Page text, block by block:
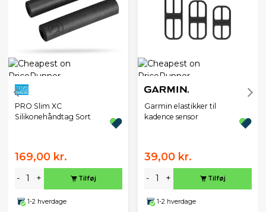
PRO Slim XC
Silikonehåndtag Sort
169,00 kr.
- + Tilføj
1-2 hverdage
Garmin elastikker til
kadence sensor
39,00 kr.
- + Tilføj
1-2 hverdage